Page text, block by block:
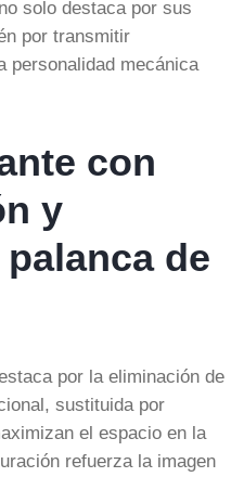
solo destaca por sus
por transmitir
personalidad mecánica
con
y
de
por la eliminación de
sustituida por
el espacio en la
refuerza la imagen